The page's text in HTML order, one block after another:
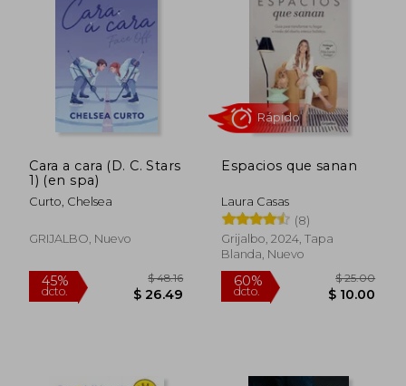
45%
dcto. $ 24.39
45%
dcto.
Cara a cara (D. C. Stars
1) (en spa)
Curto, Chelsea
GRIJALBO, Nuevo
Espacios que sanan
Laura Casas
(8)
Grijalbo, 2024, Tapa
Blanda, Nuevo